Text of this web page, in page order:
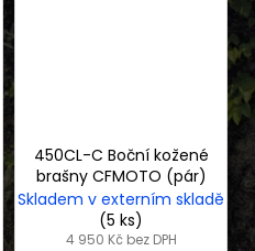
450CL-C Boční kožené
brašny CFMOTO (pár)
Skladem v externím skladě
(5 ks)
4 950 Kč bez DPH